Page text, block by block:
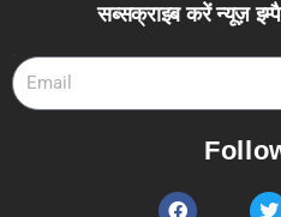
सब्सक्राइब करें न्यूज़
F
T